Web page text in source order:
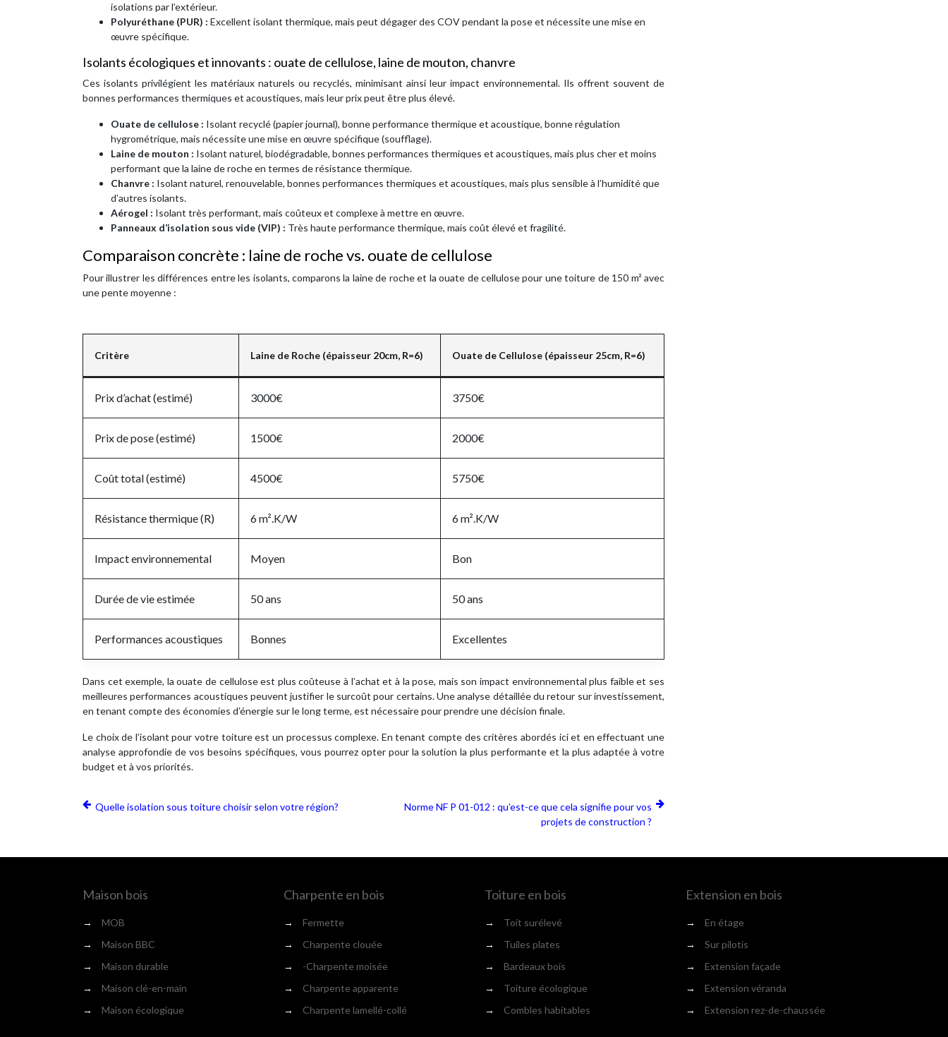
isolations par l’extérieur.
Polyuréthane (PUR) : Excellent isolant thermique, mais peut dégager des COV pendant la pose et nécessite une mise en
œuvre spécifique.
Isolants écologiques et innovants : ouate de cellulose, laine de mouton, chanvre
Ces isolants privilégient les matériaux naturels ou recyclés, minimisant ainsi leur impact environnemental. Ils offrent souvent de
bonnes performances thermiques et acoustiques, mais leur prix peut être plus élevé.
Ouate de cellulose : Isolant recyclé (papier journal), bonne performance thermique et acoustique, bonne régulation
hygrométrique, mais nécessite une mise en œuvre spécifique (soufflage).
Laine de mouton : Isolant naturel, biodégradable, bonnes performances thermiques et acoustiques, mais plus cher et moins
performant que la laine de roche en termes de résistance thermique.
Chanvre : Isolant naturel, renouvelable, bonnes performances thermiques et acoustiques, mais plus sensible à l’humidité que
d’autres isolants.
Aérogel : Isolant très performant, mais coûteux et complexe à mettre en œuvre.
Panneaux d’isolation sous vide (VIP) : Très haute performance thermique, mais coût élevé et fragilité.
Comparaison concrète : laine de roche vs. ouate de cellulose
Pour illustrer les différences entre les isolants, comparons la laine de roche et la ouate de cellulose pour une toiture de 150 m² avec
une pente moyenne :
Critère Laine de Roche (épaisseur 20cm, R=6) Ouate de Cellulose (épaisseur 25cm, R=6)
Prix d’achat (estimé) 3000€ 3750€
Prix de pose (estimé) 1500€ 2000€
Coût total (estimé) 4500€ 5750€
Résistance thermique (R) 6 m².K/W 6 m².K/W
Impact environnemental Moyen Bon
Durée de vie estimée 50 ans 50 ans
Performances acoustiques Bonnes Excellentes
Dans cet exemple, la ouate de cellulose est plus coûteuse à l’achat et à la pose, mais son impact environnemental plus faible et ses
meilleures performances acoustiques peuvent justifier le surcoût pour certains. Une analyse détaillée du retour sur investissement,
en tenant compte des économies d’énergie sur le long terme, est nécessaire pour prendre une décision finale.
Le choix de l’isolant pour votre toiture est un processus complexe. En tenant compte des critères abordés ici et en effectuant une
analyse approfondie de vos besoins spécifiques, vous pourrez opter pour la solution la plus performante et la plus adaptée à votre
budget et à vos priorités.
Quelle isolation sous toiture choisir selon votre région?
Norme NF P 01-012 : qu’est-ce que cela signifie pour vos
projets de construction ?
Maison bois
→
MOB
→
Maison BBC
→
Maison durable
→
Maison clé-en-main
→
Maison écologique
Charpente en bois
→
Fermette
→
Charpente clouée
→
-Charpente moisée
→
Charpente apparente
→
Charpente lamellé-collé
Toiture en bois
→
Toit surélevé
→
Tuiles plates
→
Bardeaux bois
→
Toiture écologique
→
Combles habitables
Extension en bois
→
En étage
→
Sur pilotis
→
Extension façade
→
Extension véranda
→
Extension rez-de-chaussée